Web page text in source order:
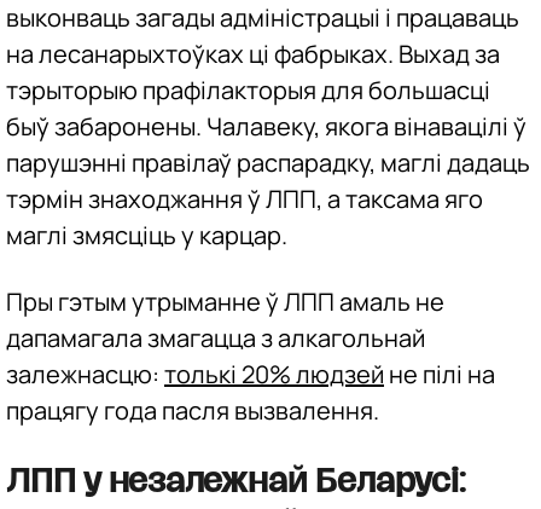
выконваць загады адміністрацыі і працаваць
на лесанарыхтоўках ці фабрыках. Выхад за
тэрыторыю прафілакторыя для большасці
быў забаронены. Чалавеку, якога вінавацілі ў
парушэнні правілаў распарадку, маглі дадаць
тэрмін знаходжання ў ЛПП, а таксама яго
маглі змясціць у карцар.
Пры гэтым утрыманне ў ЛПП амаль не
дапамагала змагацца з алкагольнай
залежнасцю: толькі 20% людзей не пілі на
працягу года пасля вызвалення.
ЛПП у незалежнай Беларусі: